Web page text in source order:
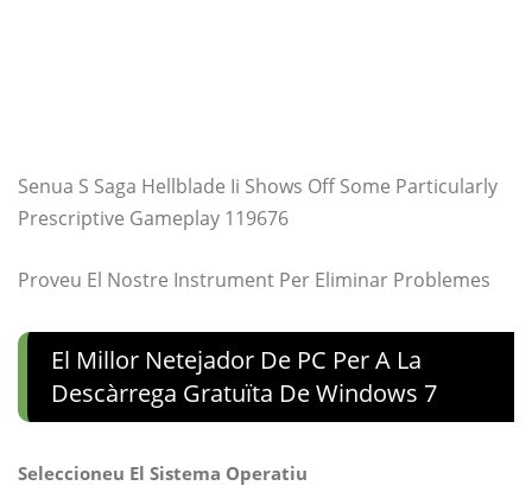
Senua S Saga Hellblade Ii Shows Off Some Particularly
Prescriptive Gameplay 119676
Proveu El Nostre Instrument Per Eliminar Problemes
El Millor Netejador De PC Per A La
Descàrrega Gratuïta De Windows 7
Seleccioneu El Sistema Operatiu